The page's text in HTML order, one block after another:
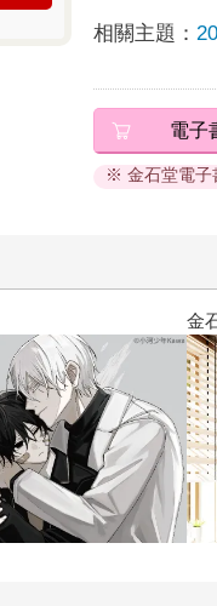
相關主題：
電子
※ 金石堂電子